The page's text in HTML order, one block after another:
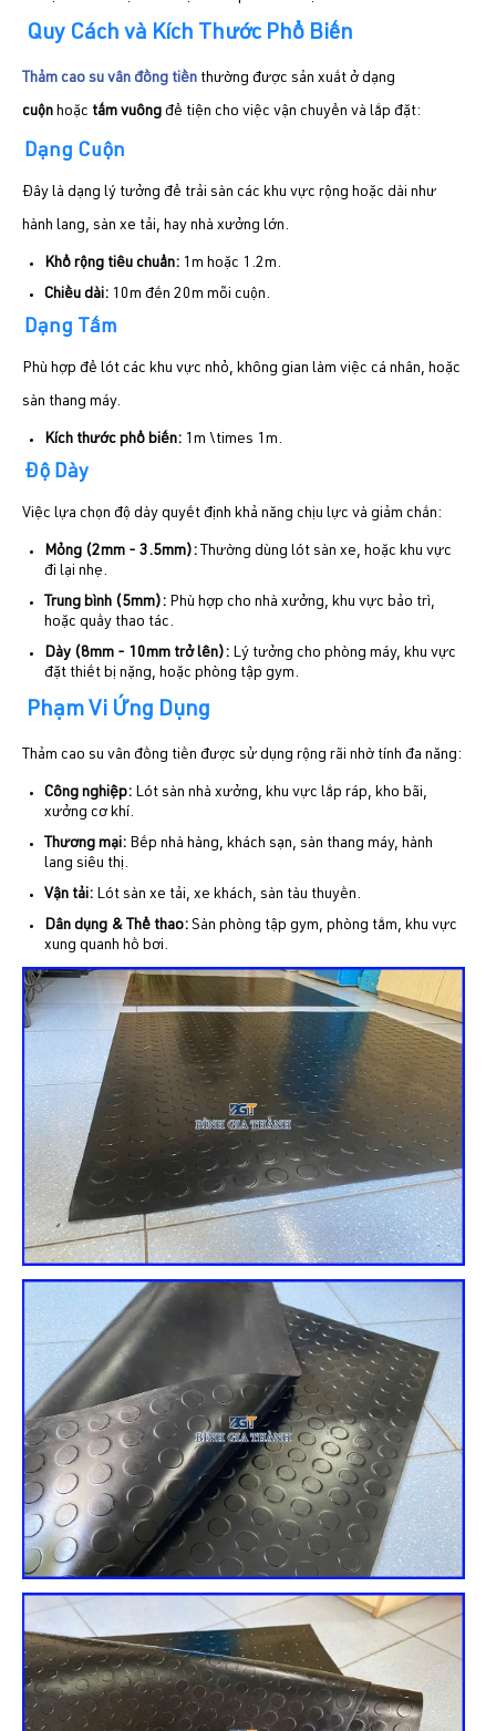
Quy Cách và Kích Thước Phổ Biến
Thảm cao su vân đồng tiền thường được sản xuất ở dạng
cuộn hoặc tấm vuông để tiện cho việc vận chuyển và lắp đặt:
Dạng Cuộn
Đây là dạng lý tưởng để trải sàn các khu vực rộng hoặc dài như
hành lang, sàn xe tải, hay nhà xưởng lớn.
Khổ rộng tiêu chuẩn: 1m hoặc 1.2m.
Chiều dài: 10m đến 20m mỗi cuộn.
Dạng Tấm
Phù hợp để lót các khu vực nhỏ, không gian làm việc cá nhân, hoặc
sàn thang máy.
Kích thước phổ biến: 1m \times 1m.
Độ Dày
Việc lựa chọn độ dày quyết định khả năng chịu lực và giảm chấn:
Mỏng (2mm - 3.5mm): Thường dùng lót sàn xe, hoặc khu vực
đi lại nhẹ.
Trung bình (5mm): Phù hợp cho nhà xưởng, khu vực bảo trì,
hoặc quầy thao tác.
Dày (8mm - 10mm trở lên): Lý tưởng cho phòng máy, khu vực
đặt thiết bị nặng, hoặc phòng tập gym.
Phạm Vi Ứng Dụng
Thảm cao su vân đồng tiền được sử dụng rộng rãi nhờ tính đa năng:
Công nghiệp: Lót sàn nhà xưởng, khu vực lắp ráp, kho bãi,
xưởng cơ khí.
Thương mại: Bếp nhà hàng, khách sạn, sàn thang máy, hành
lang siêu thị.
Vận tải: Lót sàn xe tải, xe khách, sàn tàu thuyền.
Dân dụng & Thể thao: Sàn phòng tập gym, phòng tắm, khu vực
xung quanh hồ bơi.